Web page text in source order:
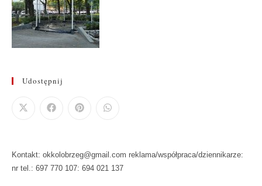
Udostępnij
Kontakt: okkolobrzeg@gmail.com reklama/współpraca/dziennikarze:
nr tel.: 697 770 107: 694 021 137